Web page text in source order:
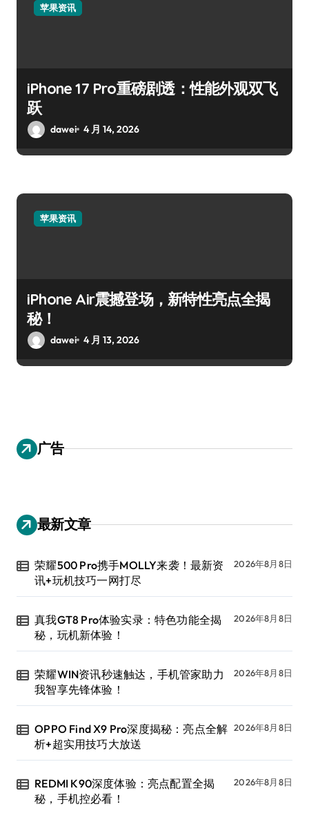
苹果资讯
iPhone 17 Pro重磅剧透：性能外观双飞
跃
dawei 4 月 14, 2026
苹果资讯
iPhone Air震撼登场，新特性亮点全揭
秘！
dawei 4 月 13, 2026
广告
最新文章
荣耀500 Pro携手MOLLY来袭！最新资
讯+玩机技巧一网打尽
2026年8月8日
真我GT8 Pro体验实录：特色功能全揭
秘，玩机新体验！
2026年8月8日
荣耀WIN资讯秒速触达，手机管家助力
我智享先锋体验！
2026年8月8日
OPPO Find X9 Pro深度揭秘：亮点全解
析+超实用技巧大放送
2026年8月8日
REDMI K90深度体验：亮点配置全揭
秘，手机控必看！
2026年8月8日